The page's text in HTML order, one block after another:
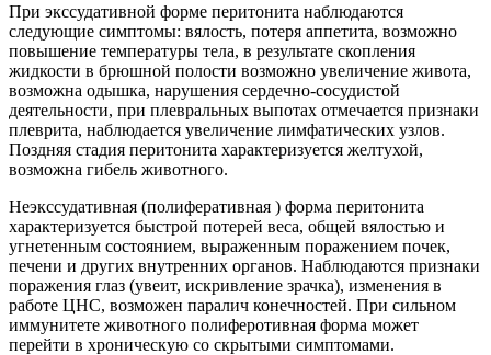
При экссудативной форме перитонита наблюдаются
следующие симптомы: вялость, потеря аппетита, возможно
повышение температуры тела, в результате скопления
жидкости в брюшной полости возможно увеличение живота,
возможна одышка, нарушения сердечно-сосудистой
деятельности, при плевральных выпотах отмечается признаки
плеврита, наблюдается увеличение лимфатических узлов.
Поздняя стадия перитонита характеризуется желтухой,
возможна гибель животного.
Неэкссудативная (полиферативная ) форма перитонита
характеризуется быстрой потерей веса, общей вялостью и
угнетенным состоянием, выраженным поражением почек,
печени и других внутренних органов. Наблюдаются признаки
поражения глаз (увеит, искривление зрачка), изменения в
работе ЦНС, возможен паралич конечностей. При сильном
иммунитете животного полиферотивная форма может
перейти в хроническую со скрытыми симптомами.